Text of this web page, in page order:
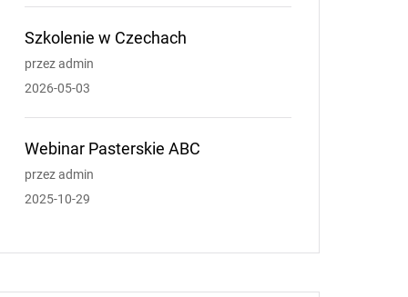
Szkolenie w Czechach
przez admin
2026-05-03
Webinar Pasterskie ABC
przez admin
2025-10-29